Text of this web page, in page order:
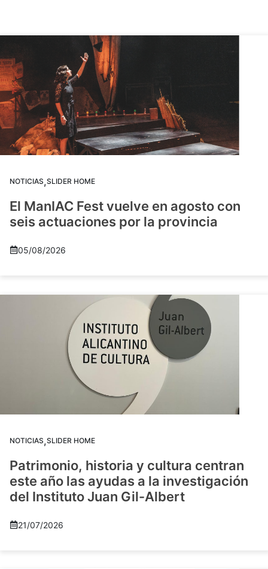
NOTICIAS,SLIDER HOME
El ManIAC Fest vuelve en agosto con
seis actuaciones por la provincia
05/08/2026
NOTICIAS,SLIDER HOME
Patrimonio, historia y cultura centran
este año las ayudas a la investigación
del Instituto Juan Gil-Albert
21/07/2026